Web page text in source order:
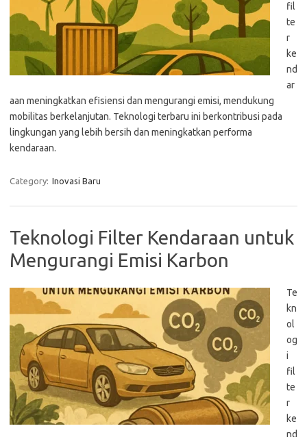
fil
te
r
ke
nd
ar
aan meningkatkan efisiensi dan mengurangi emisi, mendukung
mobilitas berkelanjutan. Teknologi terbaru ini berkontribusi pada
lingkungan yang lebih bersih dan meningkatkan performa
kendaraan.
Category: Inovasi Baru
Teknologi Filter Kendaraan untuk
Mengurangi Emisi Karbon
Te
kn
ol
og
i
fil
te
r
ke
nd